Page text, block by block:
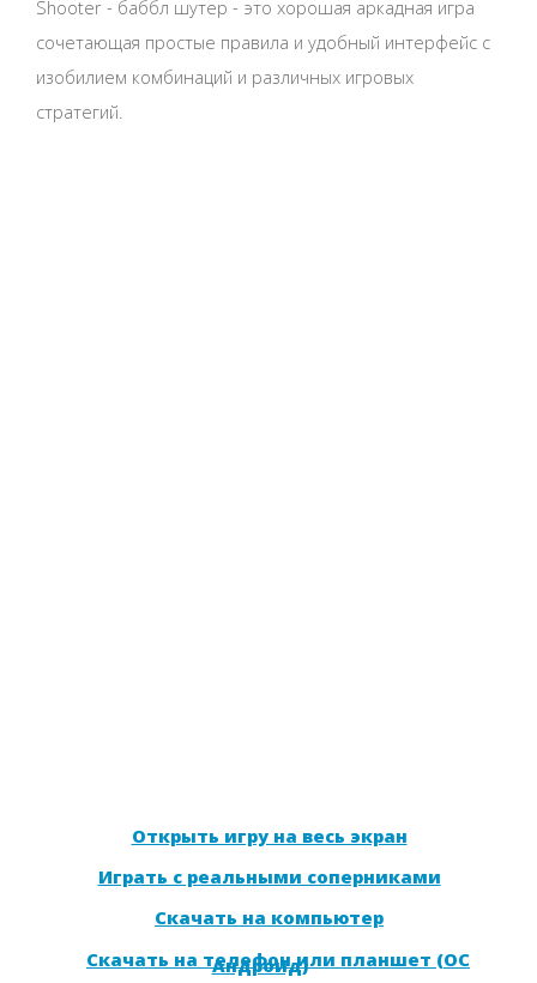
Shooter - баббл шутер - это хорошая аркадная игра
сочетающая простые правила и удобный интерфейс с
изобилием комбинаций и различных игровых
стратегий.
Открыть игру на весь экран
Играть с реальными соперниками
Скачать на компьютер
Скачать на телефон или планшет (ОС
Андроид)